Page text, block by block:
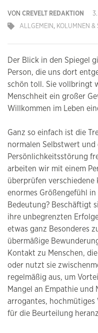
VON CREVELT REDAKTION
ALLGEMEIN, KOLUMNEN &
Der Blick in den Spiegel
Person, die uns dort
schön toll. Sie vollbringt
Menschheit ein großer
Willkommen im Leben
Ganz so einfach ist die
normalen Selbstwert und
Persönlichkeitsstörung
arbeiten wir mit einem
überprüfen verschiedene
enormes Größengefühl
Bedeutung? Beschäftigt
ihre unbegrenzten
etwas ganz Besonderes
übermäßige
Kontakt zu Menschen,
oder nutzt sie
regelmäßig aus, um
Mangel an Empathie und
arrogantes,
für die Beurteilung